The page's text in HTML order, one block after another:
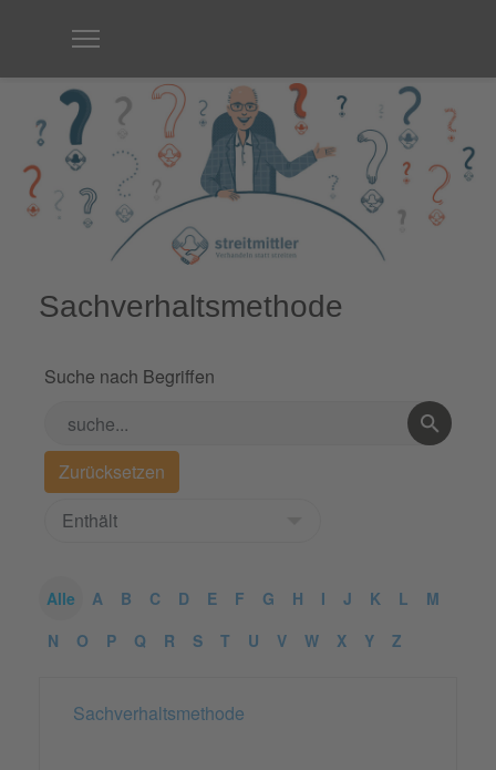
Sachverhaltsmethode
Suche nach Begriffen
Alle A B C D E F G H I J K L
M
N
O P Q R S T U V W X Y Z
Sachverhaltsmethode